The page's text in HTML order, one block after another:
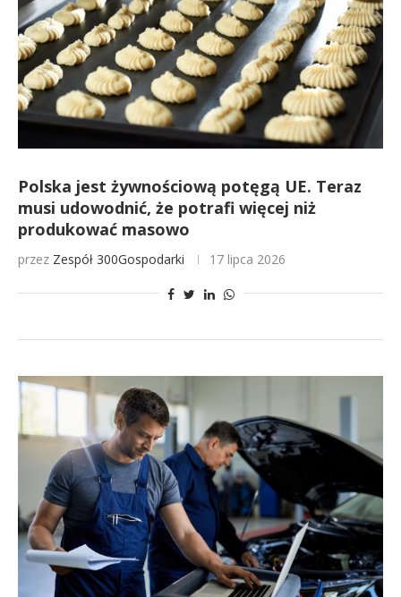
Polska jest żywnościową potęgą UE. Teraz
musi udowodnić, że potrafi więcej niż
produkować masowo
przez Zespół 300Gospodarki 17 lipca 2026